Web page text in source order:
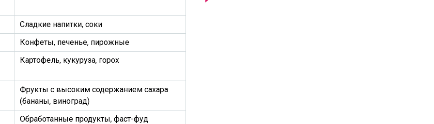
Сладкие напитки, соки
Конфеты, печенье, пирожные
Картофель, кукуруза, горох
Фрукты с высоким содержанием сахара
(бананы, виноград)
Обработанные продукты, фаст-фуд